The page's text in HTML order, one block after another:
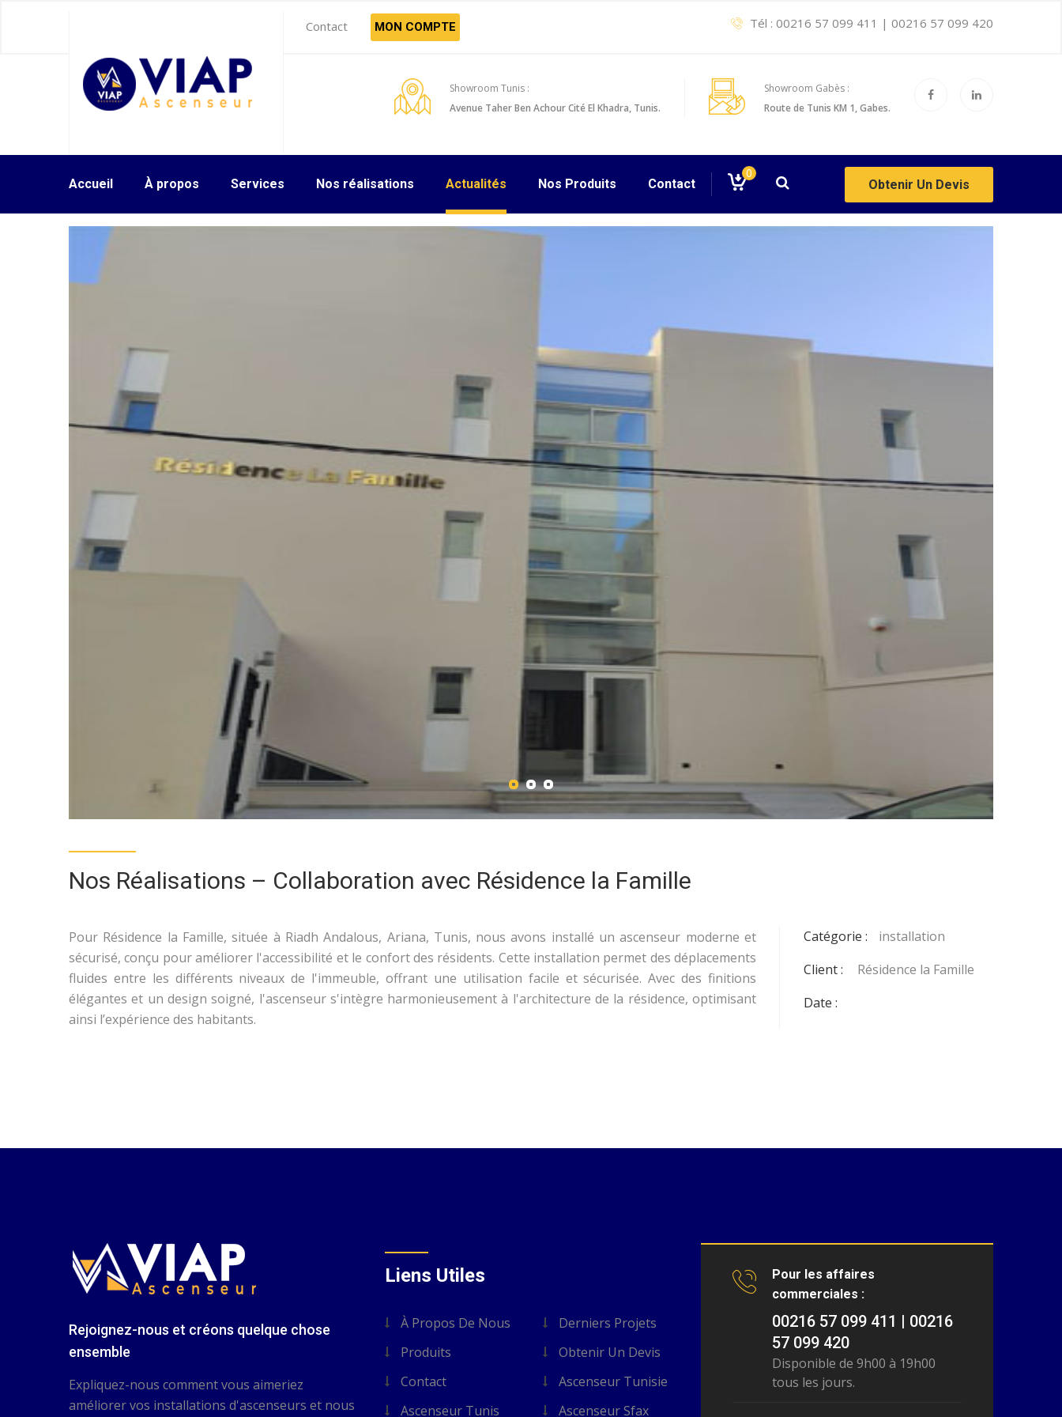
Contact MON COMPTE Tél : 00216 57 099 411 | 00216 57 099 420
Showroom Tunis :
Avenue Taher Ben Achour Cité El Khadra, Tunis.
Showroom Gabès :
Route de Tunis KM 1, Gabes.
Accueil À propos Services Nos réalisations Actualités Nos Produits Contact
0
Obtenir Un Devis
Nos Réalisations – Collaboration avec Résidence la Famille
Pour Résidence la Famille, située à Riadh Andalous, Ariana, Tunis, nous avons installé un ascenseur moderne et
sécurisé, conçu pour améliorer l'accessibilité et le confort des résidents. Cette installation permet des déplacements
fluides entre les différents niveaux de l'immeuble, offrant une utilisation facile et sécurisée. Avec des finitions
élégantes et un design soigné, l'ascenseur s'intègre harmonieusement à l'architecture de la résidence, optimisant
ainsi l’expérience des habitants.
Catégorie :
installation
Client :
Résidence la Famille
Date :
Rejoignez-nous et créons quelque chose
ensemble
Expliquez-nous comment vous aimeriez
améliorer vos installations d'ascenseurs et nous
Liens Utiles
À Propos De Nous
Derniers Projets
Produits
Obtenir Un Devis
Contact
Ascenseur Tunisie
Ascenseur Tunis
Ascenseur Sfax
Pour les affaires
commerciales :
00216 57 099 411 | 00216
57 099 420
Disponible de 9h00 à 19h00
tous les jours.